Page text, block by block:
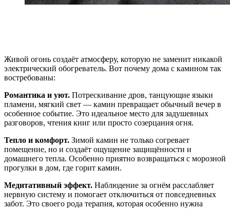
Живой огонь создаёт атмосферу, которую не заменит никакой
электрический обогреватель. Вот почему дома с камином так
востребованы:
Романтика и уют. Потрескивание дров, танцующие языки
пламени, мягкий свет — камин превращает обычный вечер в
особенное событие. Это идеальное место для задушевных
разговоров, чтения книг или просто созерцания огня.
Тепло и комфорт. Зимой камин не только согревает
помещение, но и создаёт ощущение защищённости и
домашнего тепла. Особенно приятно возвращаться с морозной
прогулки в дом, где горит камин.
Медитативный эффект. Наблюдение за огнём расслабляет
нервную систему и помогает отключиться от повседневных
забот. Это своего рода терапия, которая особенно нужна